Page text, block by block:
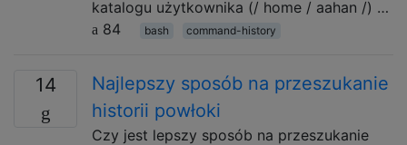
katalogu użytkownika (/ home / aahan /) …
84
bash command-history
14
Najlepszy sposób na przeszukanie
historii powłoki
Czy jest lepszy sposób na przeszukanie